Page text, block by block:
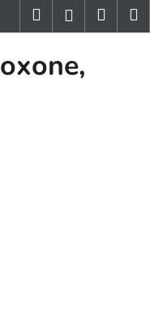
HledatPřihlášení
,